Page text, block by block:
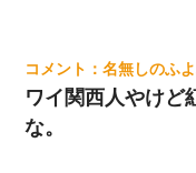
名無しのふよ
ワイ関西人やけど
な。